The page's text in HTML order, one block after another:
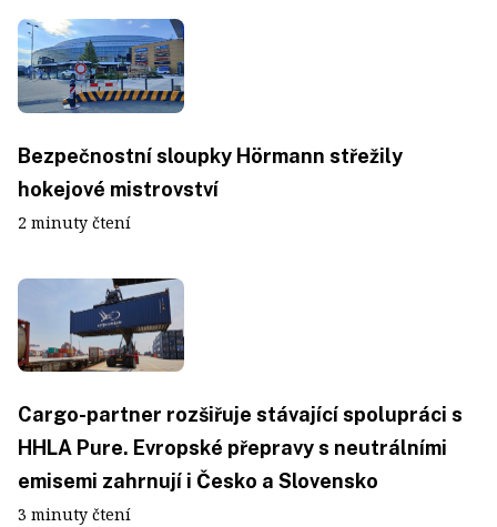
Bezpečnostní sloupky Hörmann střežily
hokejové mistrovství
2 minuty čtení
Cargo-partner rozšiřuje stávající spolupráci s
HHLA Pure. Evropské přepravy s neutrálními
emisemi zahrnují i Česko a Slovensko
3 minuty čtení